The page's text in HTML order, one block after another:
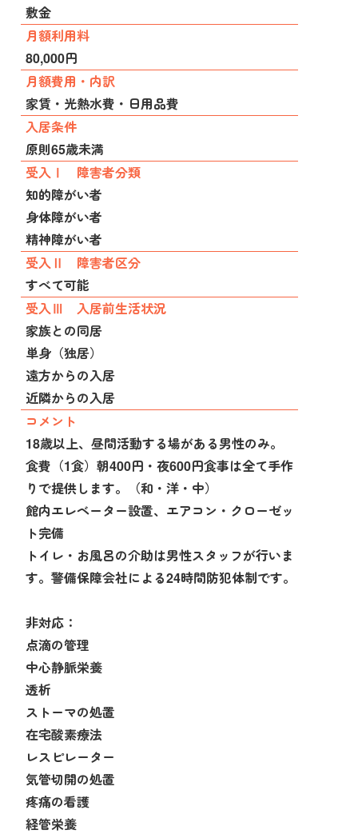
敷金
月額利用料
80,000円
月額費用・内訳
家賃・光熱水費・日用品費
入居条件
原則65歳未満
受入Ⅰ 障害者分類
知的障がい者
身体障がい者
精神障がい者
受入Ⅱ 障害者区分
すべて可能
受入Ⅲ 入居前生活状況
家族との同居
単身（独居）
遠方からの入居
近隣からの入居
コメント
18歳以上、昼間活動する場がある男性のみ。
食費（1食）朝400円・夜600円食事は全て手作
りで提供します。（和・洋・中）
館内エレベーター設置、エアコン・クローゼッ
ト完備
トイレ・お風呂の介助は男性スタッフが行いま
す。警備保障会社による24時間防犯体制です。
非対応：
点滴の管理
中心静脈栄養
透析
ストーマの処置
在宅酸素療法
レスピレーター
気管切開の処置
疼痛の看護
経管栄養